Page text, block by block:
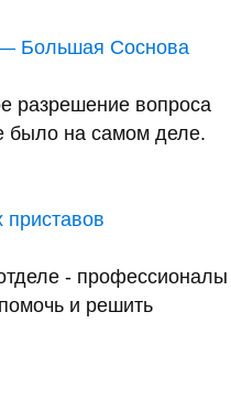
Большая Соснова
разрешение вопроса
было на самом деле.
приставов
- профессионалы
и решить